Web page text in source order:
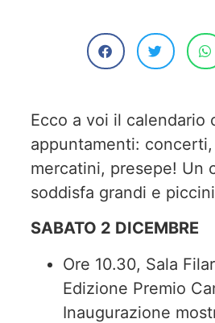
Ecco a voi il calendario
appuntamenti:
mercatini, presepe! Un
soddisfa grandi e
SABATO 2 DICEMBRE
Ore 10.30, Sala
Edizione Premio
Inaugurazione